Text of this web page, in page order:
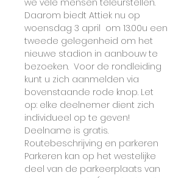
we vele mensen teleurstellen.
Daarom biedt Attiek nu op
woensdag 3 april  om 13.00u een
tweede gelegenheid om het
nieuwe stadion in aanbouw te
bezoeken.  Voor de rondleiding
kunt u zich aanmelden via
bovenstaande rode knop. Let
op: elke deelnemer dient zich
individueel op te geven!
Deelname is gratis.
Routebeschrijving en parkeren
Parkeren kan op het westelijke
deel van de parkeerplaats van